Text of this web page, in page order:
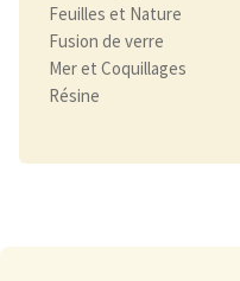
Feuilles et Nature
Fusion de verre
Mer et Coquillages
Résine